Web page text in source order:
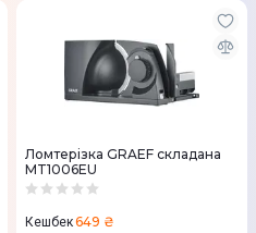
Ломтерізка GRAEF складана
MT1006EU
Кешбек649 ₴